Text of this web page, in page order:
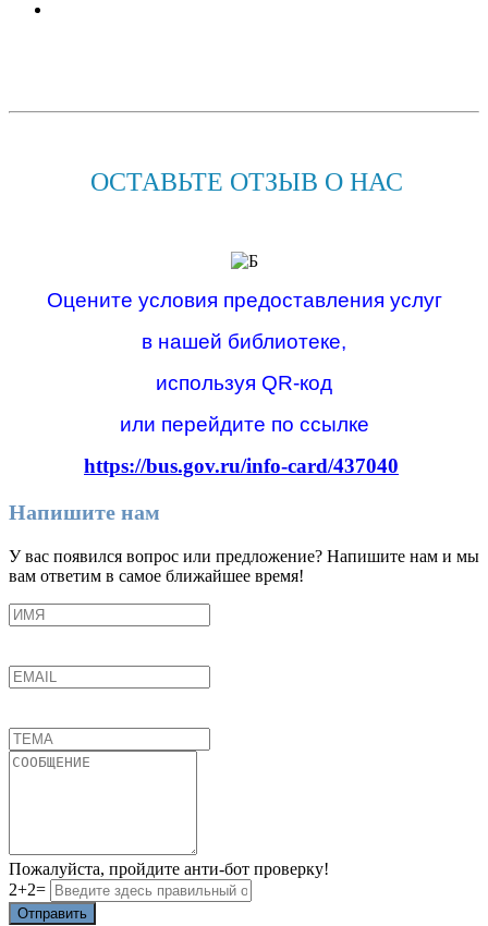
ОСТАВЬТЕ ОТЗЫВ О НАС
Оцените условия предоставления услуг
в нашей библиотеке,
используя QR-код
или перейдите по ссылке
https://bus.gov.ru/info-card/437040
Напишите нам
У вас появился вопрос или предложение? Напишите нам и мы
вам ответим в самое ближайшее время!
Пожалуйста, пройдите анти-бот проверку!
2+2=
Отправить